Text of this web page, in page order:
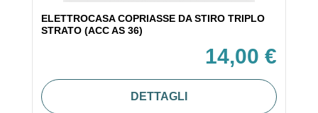
ELETTROCASA COPRIASSE DA STIRO TRIPLO
STRATO (ACC AS 36)
14,00 €
DETTAGLI